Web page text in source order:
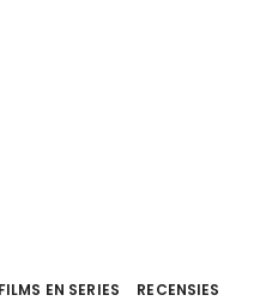
FILMS EN SERIES
RECENSIES